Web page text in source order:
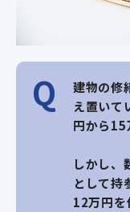
Q
建物の修
え置いて
円から15
しかし、
として持
12万円を